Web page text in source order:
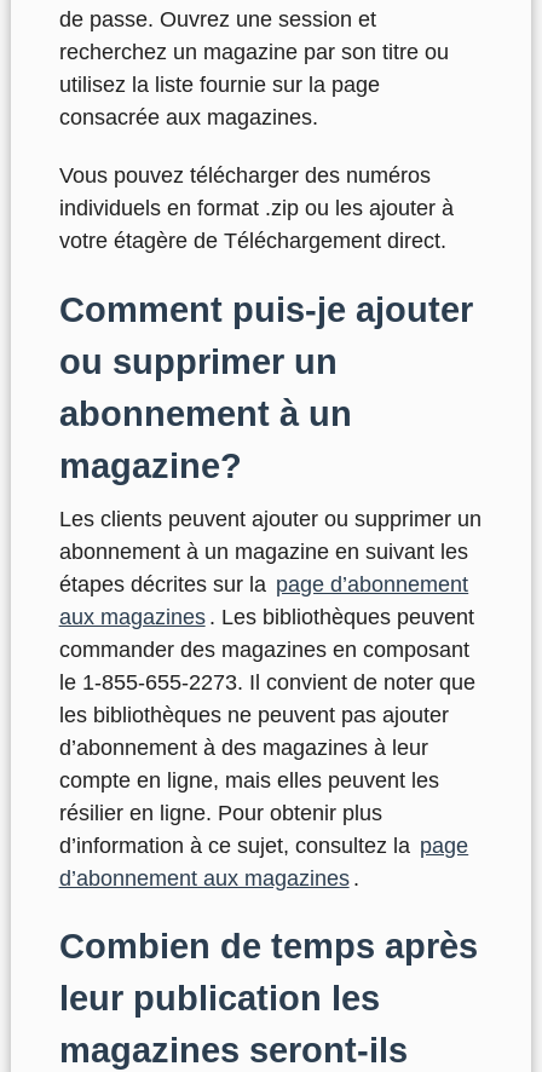
de passe. Ouvrez une session et
recherchez un magazine par son titre ou
utilisez la liste fournie sur la page
consacrée aux magazines.
Vous pouvez télécharger des numéros
individuels en format .zip ou les ajouter à
votre étagère de Téléchargement direct.
Comment puis-je ajouter
ou supprimer un
abonnement à un
magazine?
Les clients peuvent ajouter ou supprimer un
abonnement à un magazine en suivant les
étapes décrites sur la page d’abonnement
aux magazines . Les bibliothèques peuvent
commander des magazines en composant
le 1-855-655-2273. Il convient de noter que
les bibliothèques ne peuvent pas ajouter
d’abonnement à des magazines à leur
compte en ligne, mais elles peuvent les
résilier en ligne. Pour obtenir plus
d’information à ce sujet, consultez la page
d’abonnement aux magazines .
Combien de temps après
leur publication les
magazines seront-ils